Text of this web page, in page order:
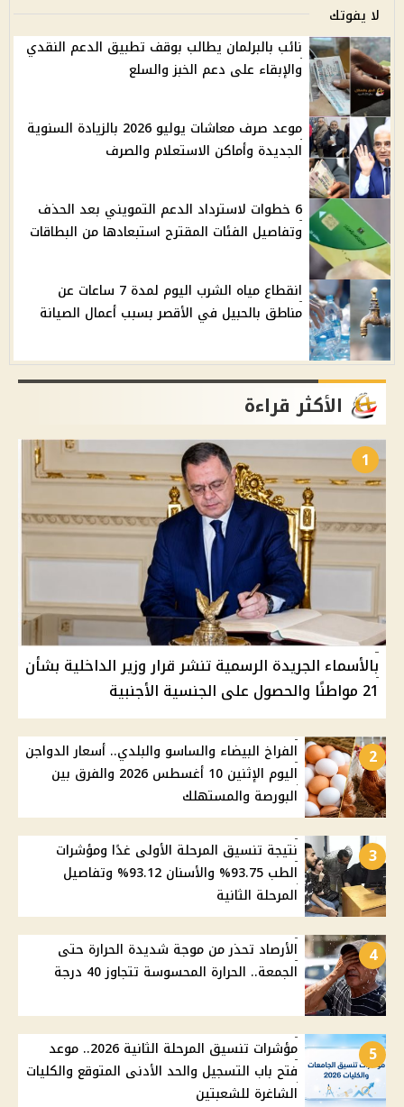
لا يفوتك
نائب بالبرلمان يطالب بوقف تطبيق الدعم النقدي
والإبقاء على دعم الخبز والسلع
موعد صرف معاشات يوليو 2026 بالزيادة السنوية
الجديدة وأماكن الاستعلام والصرف
6 خطوات لاسترداد الدعم التمويني بعد الحذف
وتفاصيل الفئات المقترح استبعادها من البطاقات
انقطاع مياه الشرب اليوم لمدة 7 ساعات عن
مناطق بالحبيل في الأقصر بسبب أعمال الصيانة
الأكثر قراءة
1
بالأسماء الجريدة الرسمية تنشر قرار وزير الداخلية بشأن
21 مواطنًا والحصول على الجنسية الأجنبية
2
الفراخ البيضاء والساسو والبلدي.. أسعار الدواجن
اليوم الإثنين 10 أغسطس 2026 والفرق بين
البورصة والمستهلك
3
نتيجة تنسيق المرحلة الأولى غدًا ومؤشرات
الطب 93.75% والأسنان 93.12% وتفاصيل
المرحلة الثانية
4
الأرصاد تحذر من موجة شديدة الحرارة حتى
الجمعة.. الحرارة المحسوسة تتجاوز 40 درجة
5
مؤشرات تنسيق المرحلة الثانية 2026.. موعد
فتح باب التسجيل والحد الأدنى المتوقع والكليات
الشاغرة للشعبتين